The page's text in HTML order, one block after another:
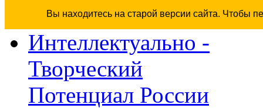
Вы находитесь на старой версии сайта. Чтобы
Интеллектуально -
Творческий
Потенциал России